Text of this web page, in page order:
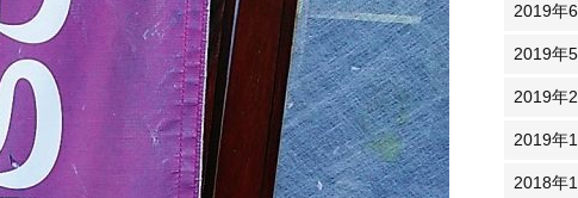
2019年
2019年
2019年
2019年
2018年